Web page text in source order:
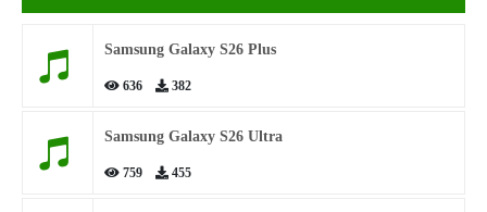
Samsung Galaxy S26 Plus
636 382
Samsung Galaxy S26 Ultra
759 455